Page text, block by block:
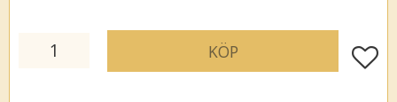
KÖP Lägg